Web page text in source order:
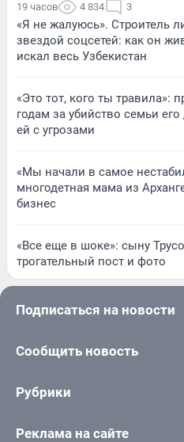
19 часов 4 834 3
«Я не жалуюсь». Строитель
звездой соцсетей: как он
искал весь Узбекистан
«Это тот, кого ты травила»:
годам за убийство семьи
ей с угрозами
«Мы начали в самое
многодетная мама из
бизнес
«Все еще в шоке»: сыну
трогательный пост и фото
Подписаться на новости
Сообщить новость
Рубрики
Реклама на сайте